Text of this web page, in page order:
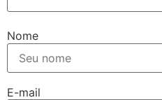
Nome
E-mail